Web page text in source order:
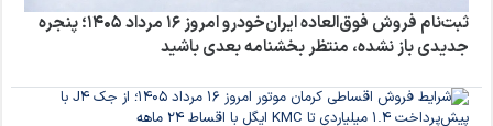
ثبت‌نام فروش فوق‌العاده ایران‌خودرو امروز ۱۶ مرداد ۱۴۰۵؛ پنجره
جدیدی باز نشده، منتظر بخشنامه بعدی باشید